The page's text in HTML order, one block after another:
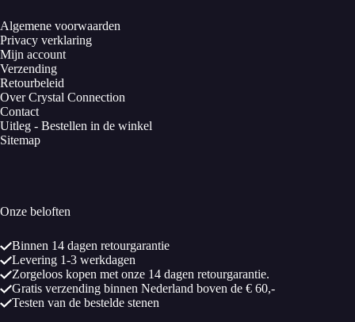
Algemene voorwaarden
Privacy verklaring
Mijn account
Verzending
Retourbeleid
Over Crystal Connection
Contact
Uitleg - Bestellen in de winkel
Sitemap
Onze beloften
Binnen 14 dagen retourgarantie
Levering 1-3 werkdagen
Zorgeloos kopen met onze 14 dagen retourgarantie.
Gratis verzending binnen Nederland boven de € 60,-
Testen van de bestelde stenen